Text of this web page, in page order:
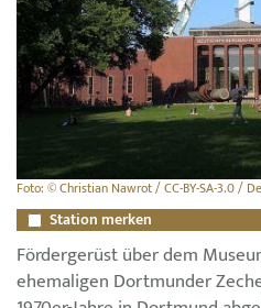
Foto: © Christian Nawrot / CC-BY-SA-3.0 /
Station merken
Fördergerüst über dem
ehemaligen Dortmunder